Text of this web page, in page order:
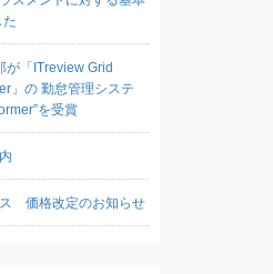
た
が「ITreview Grid
」の 勤怠管理システ
を受賞
価格改定のお知らせ